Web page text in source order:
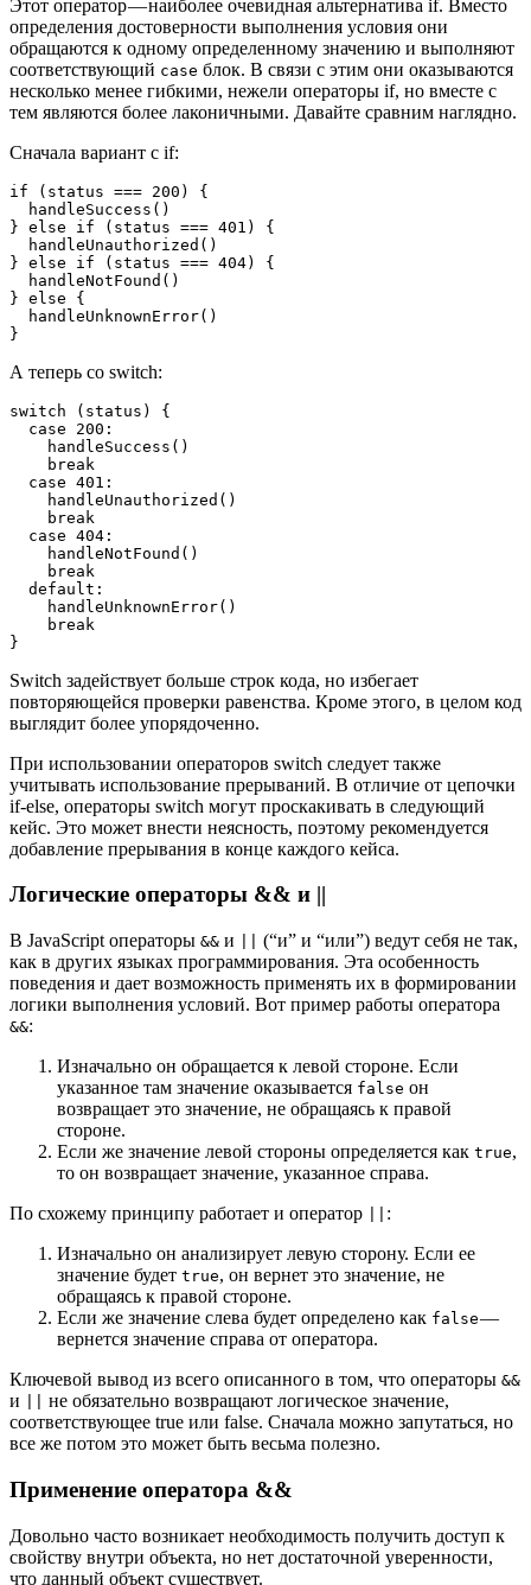
Этот оператор — наиболее очевидная альтернатива if. Вместо
определения достоверности выполнения условия они
обращаются к одному определенному значению и выполняют
соответствующий case блок. В связи с этим они оказываются
несколько менее гибкими, нежели операторы if, но вместе с
тем являются более лаконичными. Давайте сравним наглядно.
Сначала вариант с if:
if (status === 200) {
} else if (status === 401) {
} else if (status === 404) {
} else {
}
А теперь со switch:
switch (status) {
}
Switch задействует больше строк кода, но избегает
повторяющейся проверки равенства. Кроме этого, в целом код
выглядит более упорядоченно.
При использовании операторов switch следует также
учитывать использование прерываний. В отличие от цепочки
if-else, операторы switch могут проскакивать в следующий
кейс. Это может внести неясность, поэтому рекомендуется
добавление прерывания в конце каждого кейса.
Логические операторы && и ||
В JavaScript операторы && и
(“и” и “или”) ведут себя не так,
как в других языках программирования. Эта особенность
поведения и дает возможность применять их в формировании
логики выполнения условий. Вот пример работы оператора
&&:
Изначально он обращается к левой стороне. Если
указанное там значение оказывается false он
возвращает это значение, не обращаясь к правой
стороне.
Если же значение левой стороны определяется как true,
то он возвращает значение, указанное справа.
По схожему принципу работает и оператор
:
Изначально он анализирует левую сторону. Если ее
значение будет true, он вернет это значение, не
обращаясь к правой стороне.
Если же значение слева будет определено как false—
вернется значение справа от оператора.
Ключевой вывод из всего описанного в том, что операторы &&
и
не обязательно возвращают логическое значение,
соответствующее true или false. Сначала можно запутаться, но
все же потом это может быть весьма полезно.
Применение оператора &&
Довольно часто возникает необходимость получить доступ к
свойству внутри объекта, но нет достаточной уверенности,
что данный объект существует.